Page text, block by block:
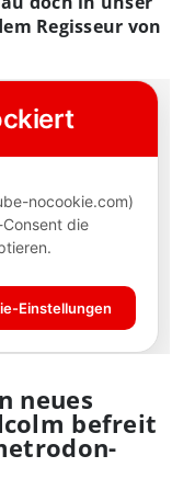
Regisseur von
neues
befreit